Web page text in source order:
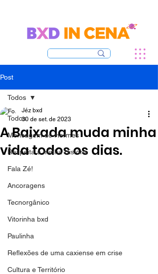
Post
Todos
Mensagem do Hermes
Rexpeita a minha História
Fala Zé!
Ancoragens
Tecnorgânico
Vitorinha bxd
Paulinha
Reflexões de uma caxiense em crise
Cultura e Território
Todos
A Baixada muda minha
vida todos os dias.
Jéz bxd
30 de set. de 2023